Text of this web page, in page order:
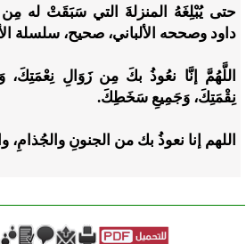
حتى يُبْلِغَهُ المنزلةَ التي سَبَقَتْ له مِن
داود وصححه الألباني، صحيح، سلسلة
اللَّهُمَّ إنَّا نعُوذُ بكَ مِن زَوَالِ نِعْمَتِكَ،
نِقْمَتِكَ، وَجَمِيعِ سَخَطِكَ.
اللهم إنا نعوذُ بك من الجنونِ